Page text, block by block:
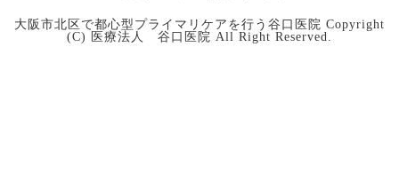
大阪市北区で都心型プライマリケアを行う谷口医院 Copyright
(C) 医療法人 谷口医院 All Right Reserved.